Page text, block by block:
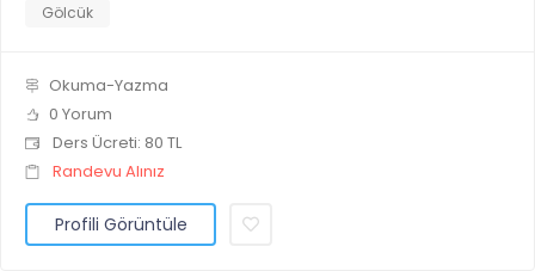
Gölcük
Okuma-Yazma
0 Yorum
Ders Ücreti: 80 TL
Randevu Alınız
Profili Görüntüle